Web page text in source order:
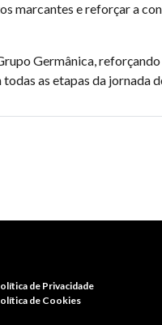
marcantes e reforçar a
Germânica,
as etapas da jornada
de Privacidade
de Cookies